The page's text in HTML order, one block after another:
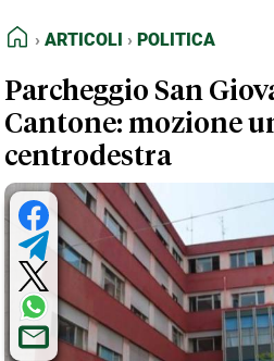
FEED RSS
NORMATIVE
TERMINI e CONDIZIONI
HOME
ARTICOLI POLITICA
Parcheggio San
Cantone: mozione
centrodestra